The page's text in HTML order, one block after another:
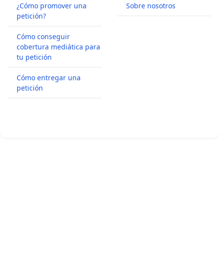
¿Cómo promover una
petición?
Cómo conseguir
cobertura mediática para
tu petición
Cómo entregar una
petición
Sobre nosotros